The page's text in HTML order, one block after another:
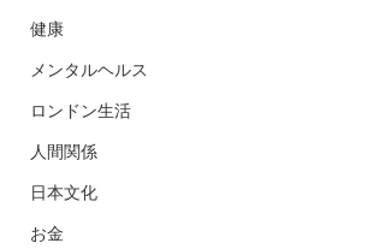
健康
メンタルヘルス
ロンドン生活
人間関係
日本文化
お金